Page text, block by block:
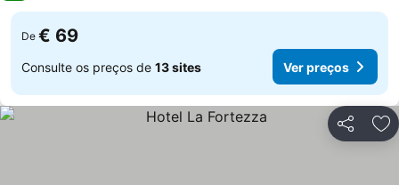
De € 69
Consulte os preços de 13 sites Ver preços
Partilhar